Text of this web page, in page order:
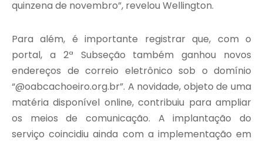
quinzena de novembro”, revelou Wellington.
Para além, é importante registrar que, com o
portal, a 2ª Subseção também ganhou novos
endereços de correio eletrônico sob o domínio
“@oabcachoeiro.org.br”. A novidade, objeto de uma
matéria disponível online, contribuiu para ampliar
os meios de comunicação. A implantação do
serviço coincidiu ainda com a implementação em